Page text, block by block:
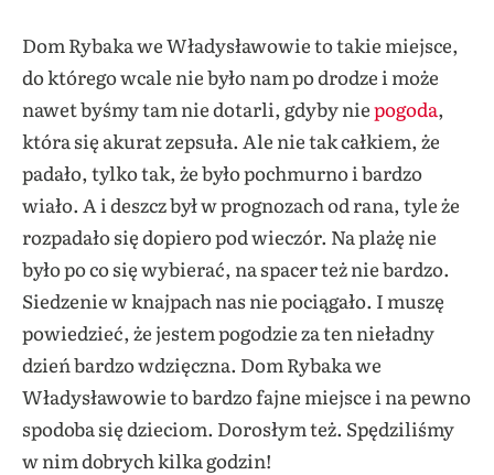
Dom Rybaka we Władysławowie to takie miejsce,
do którego wcale nie było nam po drodze i może
nawet byśmy tam nie dotarli, gdyby niepogoda,
która się akurat zepsuła. Ale nie tak całkiem, że
padało, tylko tak, że było pochmurno i bardzo
wiało. A i deszcz był w prognozach od rana, tyle że
rozpadało się dopiero pod wieczór. Na plażę nie
było po co się wybierać, na spacer też nie bardzo.
Siedzenie w knajpach nas nie pociągało. I muszę
powiedzieć, że jestem pogodzie za ten nieładny
dzień bardzo wdzięczna. Dom Rybaka we
Władysławowie to bardzo fajne miejsce i na pewno
spodoba się dzieciom. Dorosłym też. Spędziliśmy
w nim dobrych kilka godzin!